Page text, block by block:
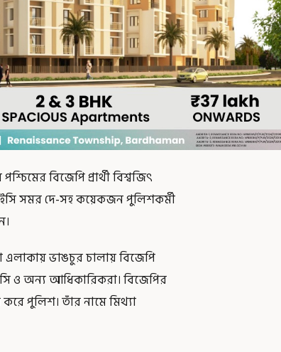
বিজেপি প্রার্থী বিশ্বজিৎ
সমর দে-সহ কয়েকজন পুলিশকর্মী
ভাঙচুর চালায় বিজেপি
ও অন্য আধিকারিকরা। বিজেপির
পুলিশ। তাঁর নামে মিথ্যা